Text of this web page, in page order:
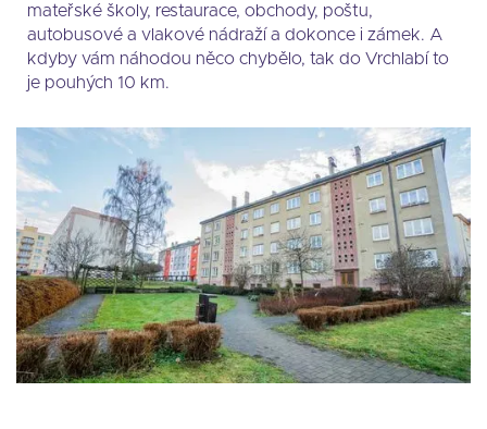
mateřské školy, restaurace, obchody, poštu,
autobusové a vlakové nádraží a dokonce i zámek. A
kdyby vám náhodou něco chybělo, tak do Vrchlabí to
je pouhých 10 km.